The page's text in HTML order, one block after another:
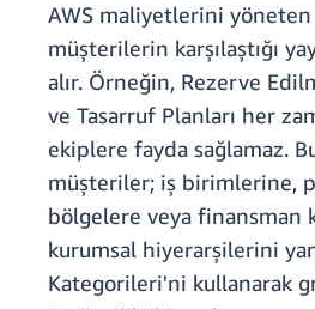
AWS maliyetlerini
müşterilerin karşılaştığı
alır. Örneğin, Rezerve
ve Tasarruf Planları her
ekiplere fayda sağlamaz.
müşteriler; iş birimlerine,
bölgelere veya finansman
kurumsal hiyerarşilerini
Kategorileri'ni kullanarak